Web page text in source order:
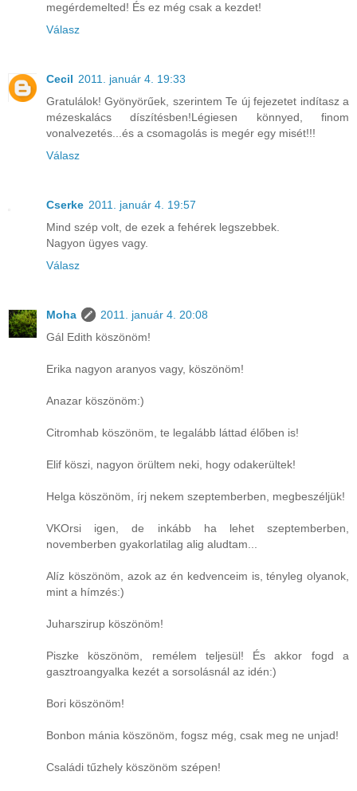
megérdemelted! És ez még csak a kezdet!
Válasz
Cecil 2011. január 4. 19:33
Gratulálok! Gyönyörűek, szerintem Te új fejezetet indítasz a
mézeskalács díszítésben!Légiesen könnyed, finom
vonalvezetés...és a csomagolás is megér egy misét!!!
Válasz
Cserke 2011. január 4. 19:57
Mind szép volt, de ezek a fehérek legszebbek.
Nagyon ügyes vagy.
Válasz
Moha
2011. január 4. 20:08
Gál Edith köszönöm!
Erika nagyon aranyos vagy, köszönöm!
Anazar köszönöm:)
Citromhab köszönöm, te legalább láttad élőben is!
Elif köszi, nagyon örültem neki, hogy odakerültek!
Helga köszönöm, írj nekem szeptemberben, megbeszéljük!
VKOrsi igen, de inkább ha lehet szeptemberben,
novemberben gyakorlatilag alig aludtam...
Alíz köszönöm, azok az én kedvenceim is, tényleg olyanok,
mint a hímzés:)
Juharszirup köszönöm!
Piszke köszönöm, remélem teljesül! És akkor fogd a
gasztroangyalka kezét a sorsolásnál az idén:)
Bori köszönöm!
Bonbon mánia köszönöm, fogsz még, csak meg ne unjad!
Családi tűzhely köszönöm szépen!